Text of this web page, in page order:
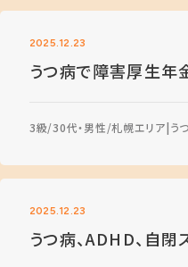
2025.12.23
うつ病で障害厚生年
3級 30代・男性 札幌エリア う
2025.12.23
うつ病、ADHD、自